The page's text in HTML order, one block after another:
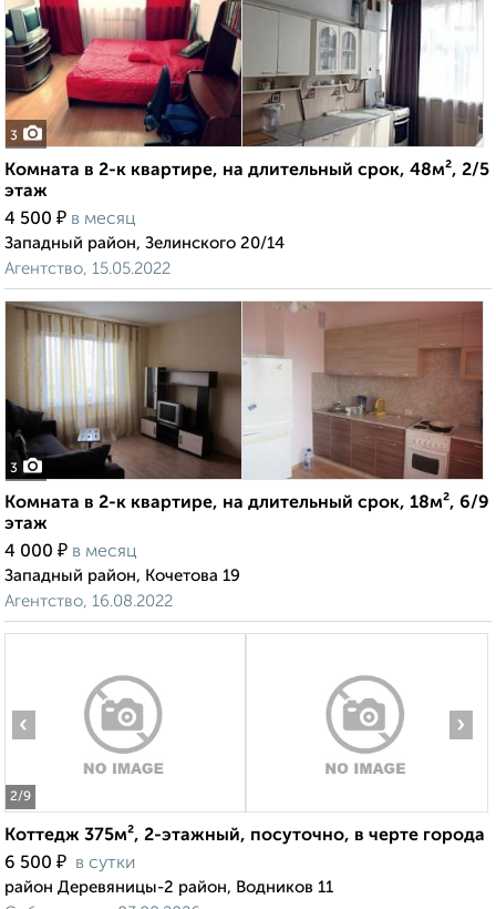
3
Комната в 2-к квартире, на длительный срок, 48м², 2/5
этаж
4 500 ₽ в месяц
Западный район, Зелинского 20/14
Агентство, 15.05.2022
3
Комната в 2-к квартире, на длительный срок, 18м², 6/9
этаж
4 000 ₽ в месяц
Западный район, Кочетова 19
Агентство, 16.08.2022
2/9
‹ ›
Коттедж 375м², 2-этажный, посуточно, в черте города
6 500 ₽ в сутки
район Деревяницы-2 район, Водников 11